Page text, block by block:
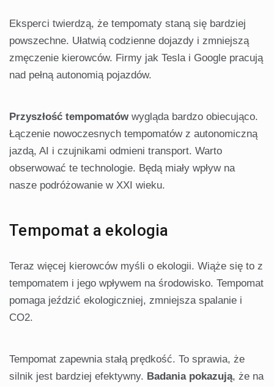
Eksperci twierdzą, że tempomaty staną się bardziej
powszechne. Ułatwią codzienne dojazdy i zmniejszą
zmęczenie kierowców. Firmy jak Tesla i Google pracują
nad pełną autonomią pojazdów.
Przyszłość tempomatów wygląda bardzo obiecująco.
Łączenie nowoczesnych tempomatów z autonomiczną
jazdą, AI i czujnikami odmieni transport. Warto
obserwować te technologie. Będą miały wpływ na
nasze podróżowanie w XXI wieku.
Tempomat a ekologia
Teraz więcej kierowców myśli o ekologii. Wiąże się to z
tempomatem i jego wpływem na środowisko. Tempomat
pomaga jeździć ekologiczniej, zmniejsza spalanie i
CO2.
Tempomat zapewnia stałą prędkość. To sprawia, że
silnik jest bardziej efektywny. Badania pokazują, że na